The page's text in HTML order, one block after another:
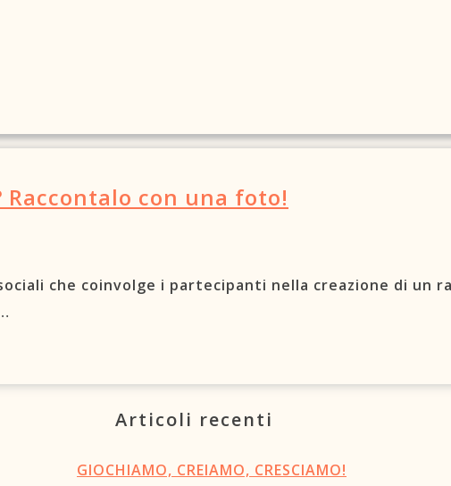
Raccontalo con una foto!
che coinvolge i partecipanti nella creazione di un
Articoli recenti
GIOCHIAMO, CREIAMO, CRESCIAMO!